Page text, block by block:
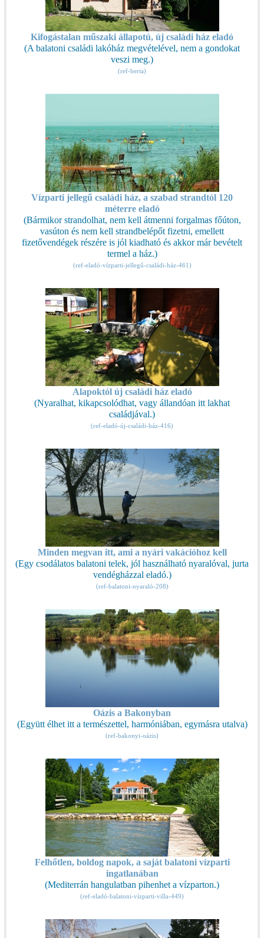
Kifogástalan műszaki állapotú, új családi ház eladó
(A balatoni családi lakóház megvételével, nem a gondokat
veszi meg.)
(ref-berta)
Vízparti jellegű családi ház, a szabad strandtól 120
méterre eladó
(Bármikor strandolhat, nem kell átmenni forgalmas főúton,
vasúton és nem kell strandbelépőt fizetni, emellett
fizetővendégek részére is jól kiadható és akkor már bevételt
termel a ház.)
(ref-eladó-vízparti-jellegű-családi-ház-461)
Alapoktól új családi ház eladó
(Nyaralhat, kikapcsolódhat, vagy állandóan itt lakhat
családjával.)
(ref-eladó-új-családi-ház-416)
Minden megvan itt, ami a nyári vakációhoz kell
(Egy csodálatos balatoni telek, jól használható nyaralóval, jurta
vendégházzal eladó.)
(ref-balatoni-nyaraló-208)
Oázis a Bakonyban
(Együtt élhet itt a természettel, harmóniában, egymásra utalva)
(ref-bakonyi-oázis)
Felhőtlen, boldog napok, a saját balatoni vízparti
ingatlanában
(Mediterrán hangulatban pihenhet a vízparton.)
(ref-eladó-balatoni-vízparti-villa-449)